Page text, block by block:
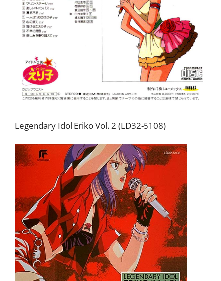
Legendary Idol Eriko Vol. 2 (LD32-5108)